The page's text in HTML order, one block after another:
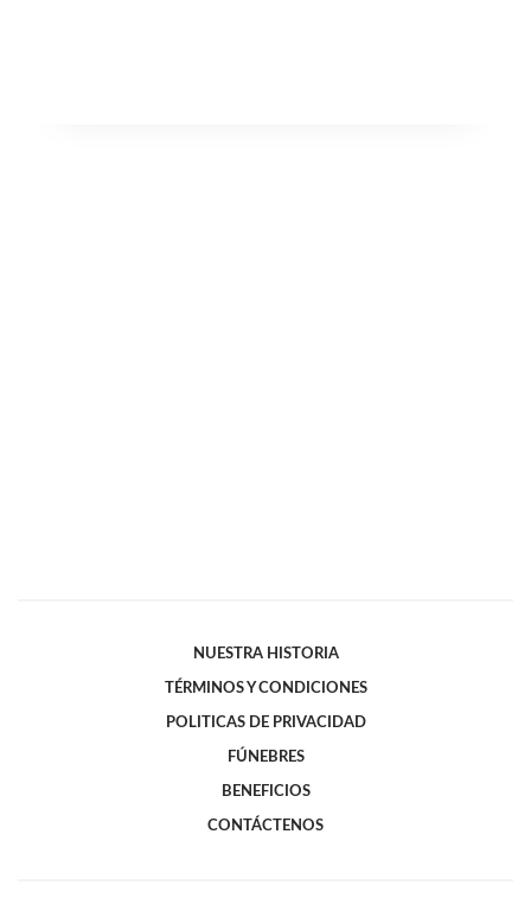
NUESTRA HISTORIA
TÉRMINOS Y CONDICIONES
POLITICAS DE PRIVACIDAD
FÚNEBRES
BENEFICIOS
CONTÁCTENOS